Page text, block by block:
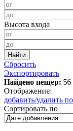
Высота входа
Сбросить
Экспортировать
Найдено пещер: 56
Отображение:
добавить/удалить
Сортировать по